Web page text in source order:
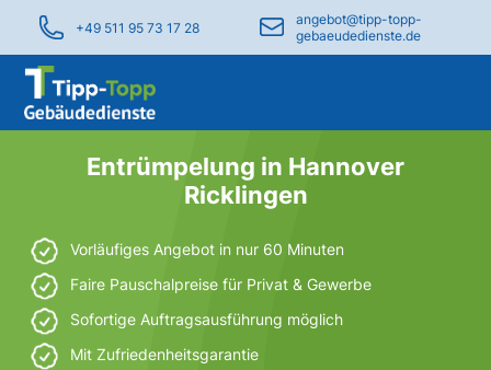
+49 511 95 73 17 28
angebot@tipp-topp-
gebaeudedienste.de
Entrümpelung in Hannover
Ricklingen
Vorläufiges Angebot in nur 60 Minuten
Faire Pauschalpreise für Privat & Gewerbe
Sofortige Auftragsausführung möglich
Mit Zufriedenheitsgarantie